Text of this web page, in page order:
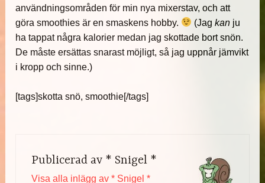
användningsområden för min nya mixerstav, och att
göra smoothies är en smaskens hobby.
(Jagkan ju
ha tappat några kalorier medan jag skottade bort snön.
De måste ersättas snarast möjligt, så jag uppnår jämvikt
i kropp och sinne.)
[tags]skotta snö, smoothie[/tags]
Publicerad av * Snigel *
Visa alla inlägg av * Snigel *